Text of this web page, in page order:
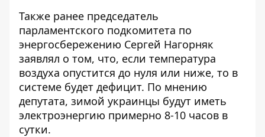
Также ранее председатель
парламентского подкомитета по
энергосбережению Сергей Нагорняк
заявлял о том, что, если температура
воздуха опустится до нуля или ниже, то в
системе будет дефицит. По мнению
депутата, зимой украинцы будут иметь
электроэнергию примерно 8-10 часов в
сутки.